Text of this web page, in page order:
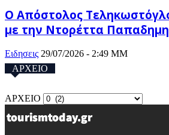
Ο Απόστολος
με την Ντορέττα
Ειδησεις 29/07/2026 - 2:49 ΜΜ
ΑΡΧΕΙΟ
ΑΡΧΕΙΟ